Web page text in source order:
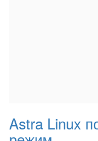
Astra Linux